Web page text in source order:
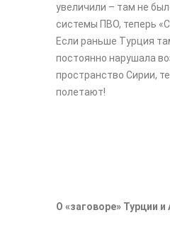
увеличили – там не
системы ПВО, теперь
Если раньше Турция
постоянно нарушала
пространство Сирии,
полетают!
О «заговоре» Турции и